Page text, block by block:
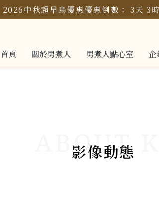
2026中秋超早鳥優惠優惠倒數：3天3
首頁
關於男煮人
男煮人點心室
企
影像動態